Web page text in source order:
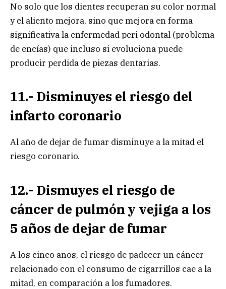
No solo que los dientes recuperan su color normal
y el aliento mejora, sino que mejora en forma
significativa la enfermedad peri odontal (problema
de encías) que incluso si evoluciona puede
producir perdida de piezas dentarias.
11.- Disminuyes el riesgo del
infarto coronario
Al año de dejar de fumar disminuye a la mitad el
riesgo coronario.
12.- Dismuyes el riesgo de
cáncer de pulmón y vejiga a los
5 años de dejar de fumar
A los cinco años, el riesgo de padecer un cáncer
relacionado con el consumo de cigarrillos cae a la
mitad, en comparación a los fumadores.